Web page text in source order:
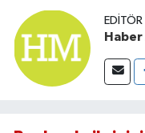
EDITÖR
YAŞAM